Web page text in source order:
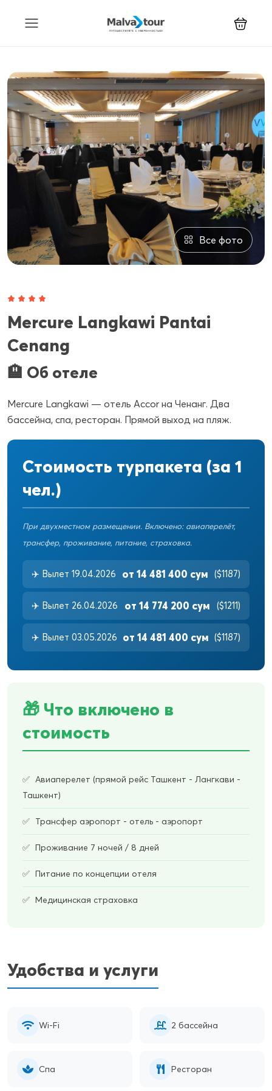
Все фото
Mercure Langkawi Pantai
Cenang
🏨 Об отеле
Mercure Langkawi — отель Accor на Ченанг. Два
бассейна, спа, ресторан. Прямой выход на пляж.
Стоимость турпакета (за 1
чел.)
При двухместном размещении. Включено: авиаперелёт,
трансфер, проживание, питание, страховка.
✈️ Вылет 19.04.2026 от 14 481 400 сум ($1187)
✈️ Вылет 26.04.2026 от 14 774 200 сум ($1211)
✈️ Вылет 03.05.2026 от 14 481 400 сум ($1187)
🎁 Что включено в
стоимость
Авиаперелет (прямой рейс Ташкент - Лангкави -
Ташкент)
Трансфер аэропорт - отель - аэропорт
Проживание 7 ночей / 8 дней
Питание по концепции отеля
Медицинская страховка
Удобства и услуги
Wi-Fi 2 бассейна
Спа Ресторан